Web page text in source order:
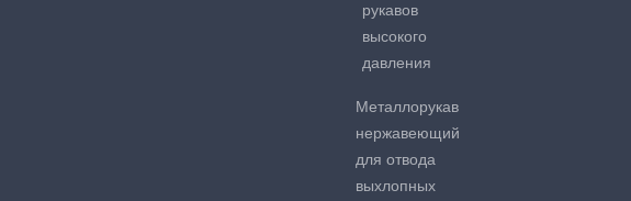
рукавов
высокого
давления
Металлорукав
нержавеющий
для отвода
выхлопных